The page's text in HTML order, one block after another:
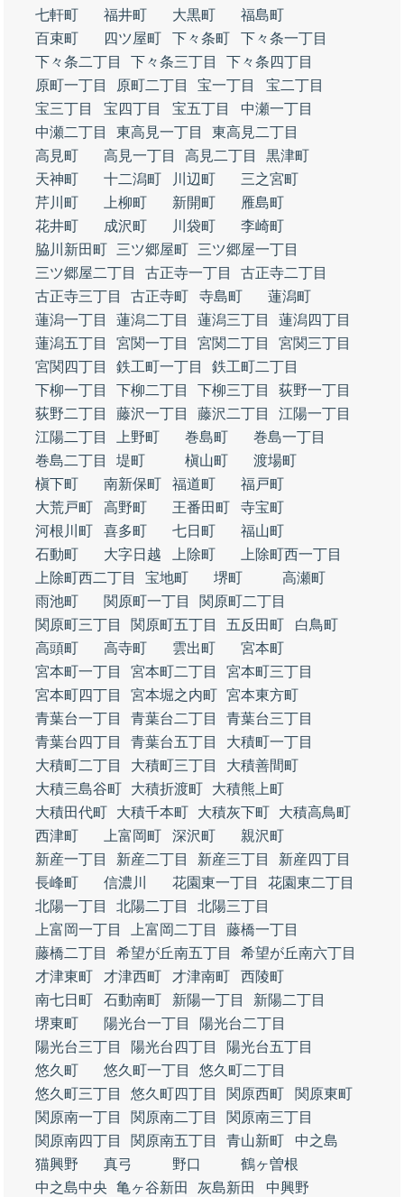
七軒町
福井町 大黒町
福島町
百束町
四ツ屋町 下々条町
下々条一丁目
下々条二丁目
下々条三丁目
下々条四丁目
原町一丁目
原町二丁目 宝一丁目
宝二丁目
宝三丁目
宝四丁目 宝五丁目
中瀬一丁目
中瀬二丁目
東高見一丁目
東高見二丁目
高見町
高見一丁目 高見二丁目
黒津町
天神町
十二潟町 川辺町
三之宮町
芹川町
上柳町 新開町
雁島町
花井町
成沢町 川袋町
李崎町
脇川新田町
三ツ郷屋町
三ツ郷屋一丁目
三ツ郷屋二丁目
古正寺一丁目
古正寺二丁目
古正寺三丁目
古正寺町 寺島町
蓮潟町
蓮潟一丁目
蓮潟二丁目 蓮潟三丁目
蓮潟四丁目
蓮潟五丁目
宮関一丁目 宮関二丁目
宮関三丁目
宮関四丁目
鉄工町一丁目
鉄工町二丁目
下柳一丁目
下柳二丁目 下柳三丁目
荻野一丁目
荻野二丁目
藤沢一丁目 藤沢二丁目
江陽一丁目
江陽二丁目
上野町 巻島町
巻島一丁目
巻島二丁目
堤町 槇山町
渡場町
槇下町
南新保町 福道町
福戸町
大荒戸町
高野町 王番田町
寺宝町
河根川町
喜多町 七日町
福山町
石動町
大字日越 上除町
上除町西一丁目
上除町西二丁目
宝地町 堺町
高瀬町
雨池町
関原町一丁目
関原町二丁目
関原町三丁目
関原町五丁目 五反田町
白鳥町
高頭町
高寺町 雲出町
宮本町
宮本町一丁目
宮本町二丁目
宮本町三丁目
宮本町四丁目
宮本堀之内町 宮本東方町
青葉台一丁目
青葉台二丁目
青葉台三丁目
青葉台四丁目
青葉台五丁目
大積町一丁目
大積町二丁目
大積町三丁目
大積善間町
大積三島谷町
大積折渡町
大積熊上町
大積田代町
大積千本町 大積灰下町
大積高鳥町
西津町
上富岡町 深沢町
親沢町
新産一丁目
新産二丁目 新産三丁目
新産四丁目
長峰町
信濃川 花園東一丁目
花園東二丁目
北陽一丁目
北陽二丁目
北陽三丁目
上富岡一丁目
上富岡二丁目
藤橋一丁目
藤橋二丁目
希望が丘南五丁目
希望が丘南六丁目
才津東町
才津西町 才津南町
西陵町
南七日町
石動南町 新陽一丁目
新陽二丁目
堺東町
陽光台一丁目
陽光台二丁目
陽光台三丁目
陽光台四丁目
陽光台五丁目
悠久町
悠久町一丁目
悠久町二丁目
悠久町三丁目
悠久町四丁目 関原西町
関原東町
関原南一丁目
関原南二丁目
関原南三丁目
関原南四丁目
関原南五丁目 青山新町
中之島
猫興野
真弓 野口
鶴ヶ曽根
中之島中央
亀ヶ谷新田 灰島新田 中興野